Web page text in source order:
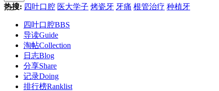
热搜: 四叶口腔 医大学子 烤瓷牙 牙痛 根管治疗 种植牙
四叶口腔BBS
导读Guide
淘帖Collection
日志Blog
分享Share
记录Doing
排行榜Ranklist